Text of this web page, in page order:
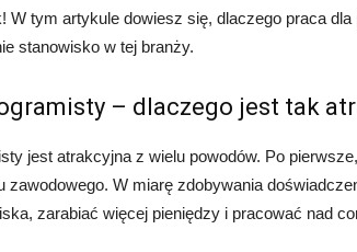
W tym artykule dowiesz się, dlaczego praca
stanowisko w tej branży.
– dlaczego jest tak
jest atrakcyjna z wielu powodów. Po
zawodowego. W miarę zdobywania
zarabiać więcej pieniędzy i pracować nad